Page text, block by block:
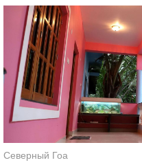
Северный Гоа